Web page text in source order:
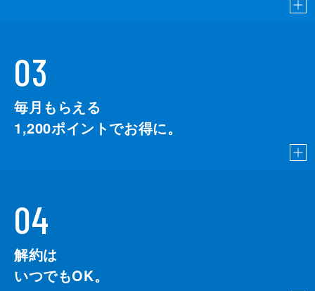
03
毎月もらえる
1,200ポイントでお得に。
04
解約は
いつでもOK。